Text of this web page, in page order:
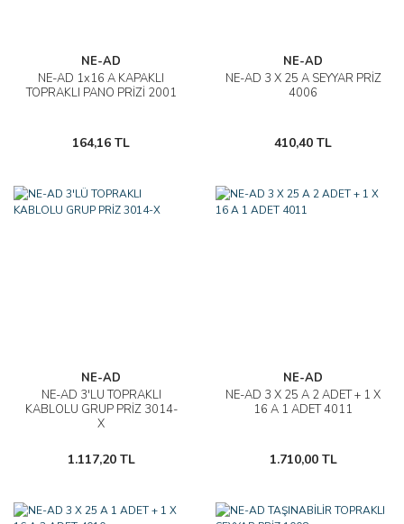
NE-AD
NE-AD 1x16 A KAPAKLI
TOPRAKLI PANO PRİZİ 2001
164,16 TL
NE-AD
NE-AD 3 X 25 A SEYYAR PRİZ
4006
410,40 TL
NE-AD
NE-AD 3'LÜ TOPRAKLI
KABLOLU GRUP PRİZ 3014-
X
1.117,20 TL
NE-AD
NE-AD 3 X 25 A 2 ADET + 1 X
16 A 1 ADET 4011
1.710,00 TL